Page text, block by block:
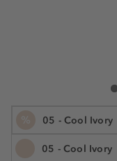
05 - Cool Ivory
05 - Cool Ivory